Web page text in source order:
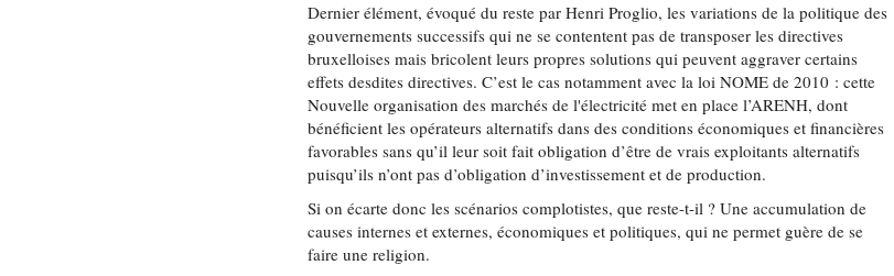
Dernier élément, évoqué du reste par Henri Proglio, les variations de la politique des
gouvernements successifs qui ne se contentent pas de transposer les directives
bruxelloises mais bricolent leurs propres solutions qui peuvent aggraver certains
effets desdites directives. C’est le cas notamment avec la loi NOME de 2010 : cette
Nouvelle organisation des marchés de l'électricité met en place l’ARENH, dont
bénéficient les opérateurs alternatifs dans des conditions économiques et financières
favorables sans qu’il leur soit fait obligation d’être de vrais exploitants alternatifs
puisqu’ils n’ont pas d’obligation d’investissement et de production.
Si on écarte donc les scénarios complotistes, que reste-t-il ? Une accumulation de
causes internes et externes, économiques et politiques, qui ne permet guère de se
faire une religion.